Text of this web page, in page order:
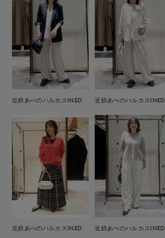
近鉄あべのハルカスINED 近鉄あべのハルカスINED
近鉄あべのハルカスINED 近鉄あべのハルカスINED